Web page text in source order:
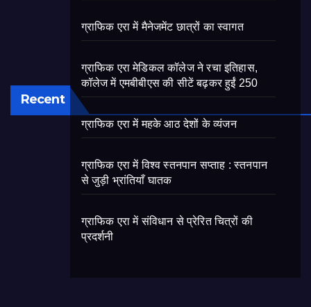
Recent
ग्राफिक एरा में मैनेजमेंट छात्रों का स्वागत
ग्राफिक एरा मेडिकल कॉलेज ने रचा इतिहास,
कॉलेज में एमबीबीएस की सीटें बढ़कर हुईं 250
ग्राफिक एरा में महके आठ देशों के व्यंजन
ग्राफिक एरा में विश्व स्तनपान सप्ताह : स्तनपान
से जुड़ी भ्रांतियाँ घातक
ग्राफिक एरा में संविधान से प्रेरित चित्रों की
प्रदर्शनी